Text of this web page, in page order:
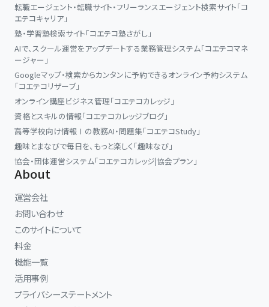
転職エージェント・転職サイト・フリーランスエージェント検索サイト「コ
エテコキャリア」
塾・学習塾検索サイト「コエテコ塾さがし」
AIで、スクール運営をアップデートする業務管理システム「コエテコマネ
ージャー」
Googleマップ・検索からカンタンに予約できるオンライン予約システム
「コエテコリザーブ」
オンライン講座ビジネス管理「コエテコカレッジ」
資格とスキルの情報「コエテコカレッジブログ」
高等学校向け情報Ⅰの教務AI・問題集「コエテコStudy」
趣味とまなびで毎日を、もっと楽しく「趣味なび」
協会・団体運営システム「コエテコカレッジ|協会プラン」
About
運営会社
お問い合わせ
このサイトについて
料金
機能一覧
活用事例
プライバシーステートメント